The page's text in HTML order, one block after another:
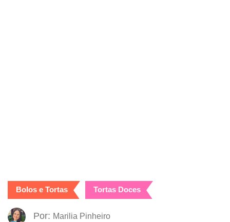
Bolos e Tortas Tortas Doces
Por: Marilia Pinheiro